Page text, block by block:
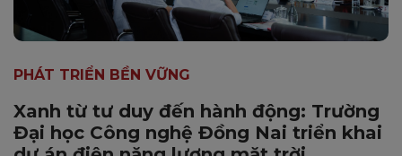
PHÁT TRIỂN BỀN VỮNG
Xanh từ tư duy đến hành động: Trường
Đại học Công nghệ Đồng Nai triển khai